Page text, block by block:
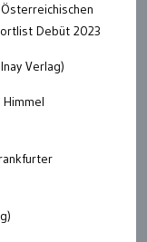
Debüt 2023
Verlag)